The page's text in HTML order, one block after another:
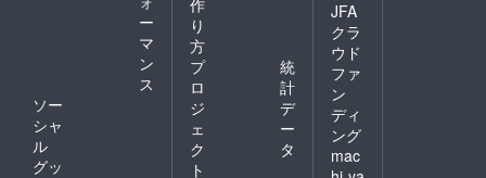
ー
マ
ン
ス
ソー
シャ
ル
グッ
作
り
方
プ
ロ
ジ
ェ
ク
ト
統
計
デ
ー
タ
JFA
クラ
ウド
ファ
ン
ディ
ング
mac